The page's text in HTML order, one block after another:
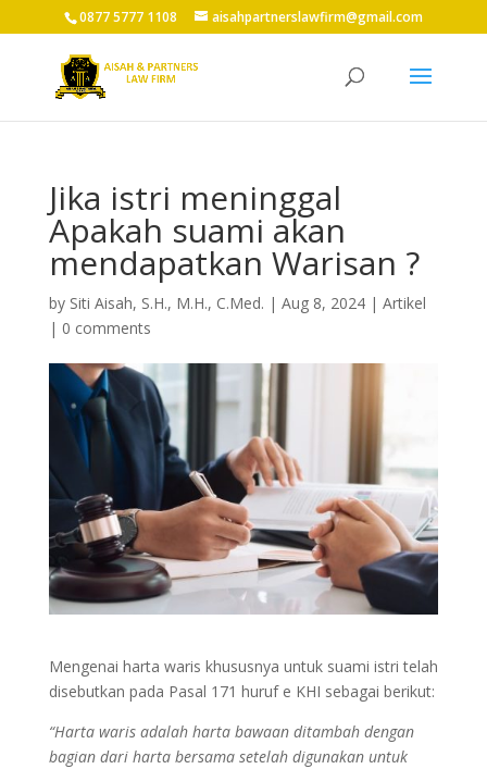
0877 5777 1108 aisahpartnerslawfirm@gmail.com
Jika istri meninggal
Apakah suami akan
mendapatkan Warisan ?
by Siti Aisah, S.H., M.H., C.Med. | Aug 8, 2024| Artikel
| 0 comments
Mengenai harta waris khususnya untuk suami istri telah
disebutkan pada Pasal 171 huruf e KHI sebagai berikut:
“Harta waris adalah harta bawaan ditambah dengan
bagian dari harta bersama setelah digunakan untuk